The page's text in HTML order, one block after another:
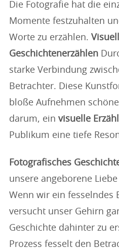
Die Fotografie hat die
Momente festzuhalten
Worte zu erzählen.
Geschichtenerzählen
starke Verbindung
Betrachter. Diese
bloße Aufnehmen
darum, ein visuelle
Publikum eine tiefe
Fotografisches
unsere angeborene
Wenn wir ein fesselndes
versucht unser Gehirn
Geschichte dahinter zu
Prozess fesselt den